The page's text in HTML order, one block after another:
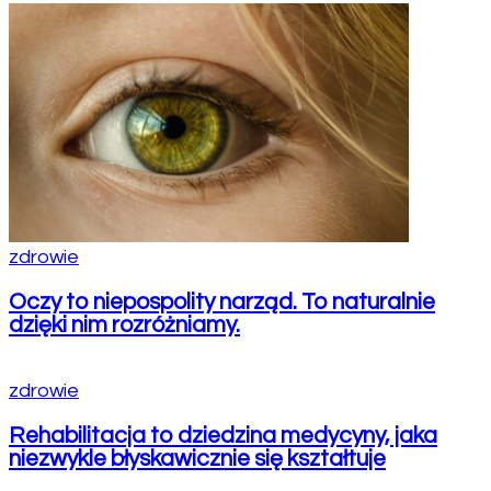
zdrowie
Oczy to niepospolity narząd. To naturalnie
dzięki nim rozróżniamy.
zdrowie
Rehabilitacja to dziedzina medycyny, jaka
niezwykle błyskawicznie się kształtuje